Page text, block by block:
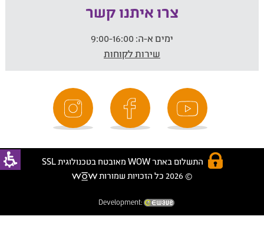
צרו איתנו קשר
ימים א-ה:
שירות לקוחות
התשלום באתר WOW מאובטח בטכנולוגית SSL
© 2026 כל הזכויות שמורות
Development: